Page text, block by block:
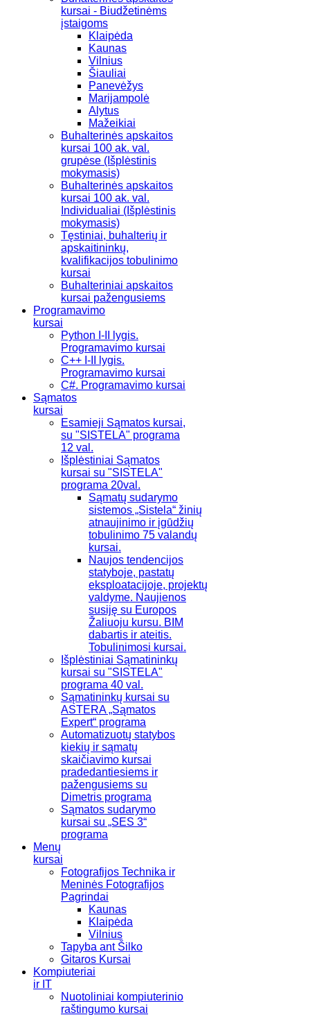
kursai - Biudžetinėms
įstaigoms
Klaipėda
Kaunas
Vilnius
Šiauliai
Panevėžys
Marijampolė
Alytus
Mažeikiai
Buhalterinės apskaitos
kursai 100 ak. val.
grupėse (Išplėstinis
mokymasis)
Buhalterinės apskaitos
kursai 100 ak. val.
Individualiai (Išplėstinis
mokymasis)
Tęstiniai, buhalterių ir
apskaitininkų,
kvalifikacijos tobulinimo
kursai
Buhalteriniai apskaitos
kursai pažengusiems
Programavimo
kursai
Python I-II lygis.
Programavimo kursai
C++ I-II lygis.
Programavimo kursai
C#. Programavimo kursai
Sąmatos
kursai
Esamieji Sąmatos kursai,
su "SISTELA" programa
12 val.
Išplėstiniai Sąmatos
kursai su "SISTELA"
programa 20val.
Sąmatų sudarymo
sistemos „Sistela“ žinių
atnaujinimo ir įgūdžių
tobulinimo 75 valandų
kursai.
Naujos tendencijos
statyboje, pastatų
eksploatacijoje, projektų
valdyme. Naujienos
susiję su Europos
Žaliuoju kursu. BIM
dabartis ir ateitis.
Tobulinimosi kursai.
Išplėstiniai Sąmatininkų
kursai su "SISTELA"
programa 40 val.
Sąmatininkų kursai su
ASTERA „Sąmatos
Expert“ programa
Automatizuotų statybos
kiekių ir sąmatų
skaičiavimo kursai
pradedantiesiems ir
pažengusiems su
Dimetris programa
Sąmatos sudarymo
kursai su „SES 3“
programa
Menų
kursai
Fotografijos Technika ir
Meninės Fotografijos
Pagrindai
Kaunas
Klaipėda
Vilnius
Tapyba ant Šilko
Gitaros Kursai
Kompiuteriai
ir IT
Nuotoliniai kompiuterinio
raštingumo kursai